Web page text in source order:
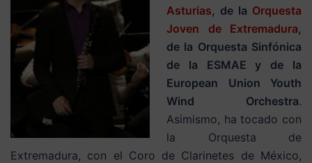
Asturias, de la Orquesta
Joven de Extremadura,
de la Orquesta Sinfónica
de la ESMAE y de la
European Union Youth
Wind Orchestra.
Asimismo, ha tocado con
la Orquesta de
Extremadura, con el Coro de Clarinetes de México,